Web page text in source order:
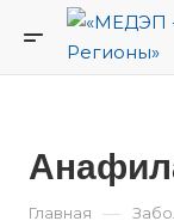
Главная —